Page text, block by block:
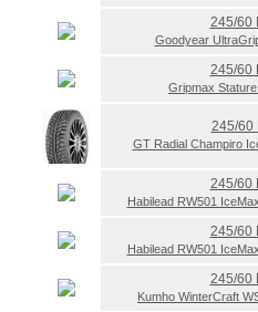
245/60
Goodyear
245/60
Gripmax
245/60
GT Radial Champiro
245/60
Habilead RW501
245/60
Habilead RW501
245/60
Kumho WinterCraft